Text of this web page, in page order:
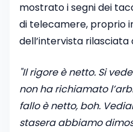
mostrato i segni dei
di telecamere, proprio
dell’intervista rilasciata
"Il rigore è netto. Si
non ha richiamato
fallo è netto, boh.
stasera abbiamo